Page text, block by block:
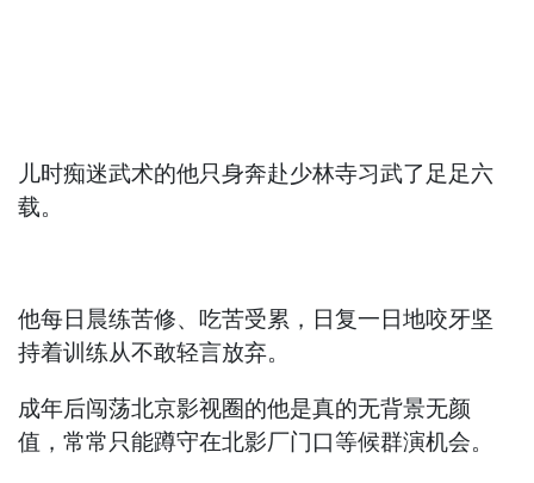
儿时痴迷武术的他只身奔赴少林寺习武了足足六
载。
他每日晨练苦修、吃苦受累，日复一日地咬牙坚
持着训练从不敢轻言放弃。
成年后闯荡北京影视圈的他是真的无背景无颜
值，常常只能蹲守在北影厂门口等候群演机会。